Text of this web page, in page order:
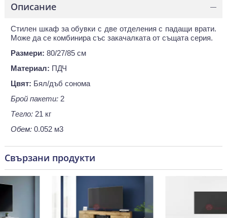
Описание —
Стилен шкаф за обувки с две отделения с падащи врати.
Може да се комбинира със закачалката от същата серия.
Размери: 80/27/85 см
Материал: ПДЧ
Цвят: Бял/дъб сонома
Брой пакети: 2
Тегло: 21 кг
Обем: 0.052 м3
Свързани продукти